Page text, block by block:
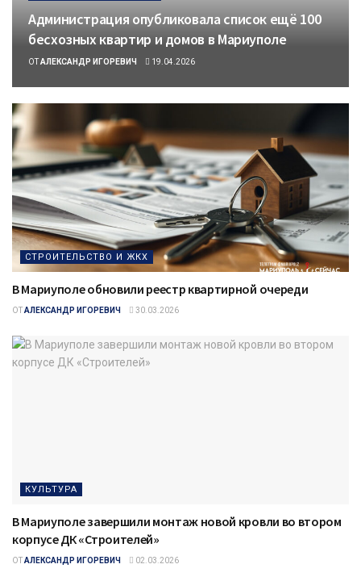
Администрация опубликовала список ещё 100
бесхозных квартир и домов в Мариуполе
ОТ АЛЕКСАНДР ИГОРЕВИЧ 19.04.2026
СТРОИТЕЛЬСТВО И ЖКХ
В Мариуполе обновили реестр квартирной очереди
ОТ АЛЕКСАНДР ИГОРЕВИЧ 30.03.2026
КУЛЬТУРА
В Мариуполе завершили монтаж новой кровли во втором
корпусе ДК «Строителей»
ОТ АЛЕКСАНДР ИГОРЕВИЧ 02.03.2026